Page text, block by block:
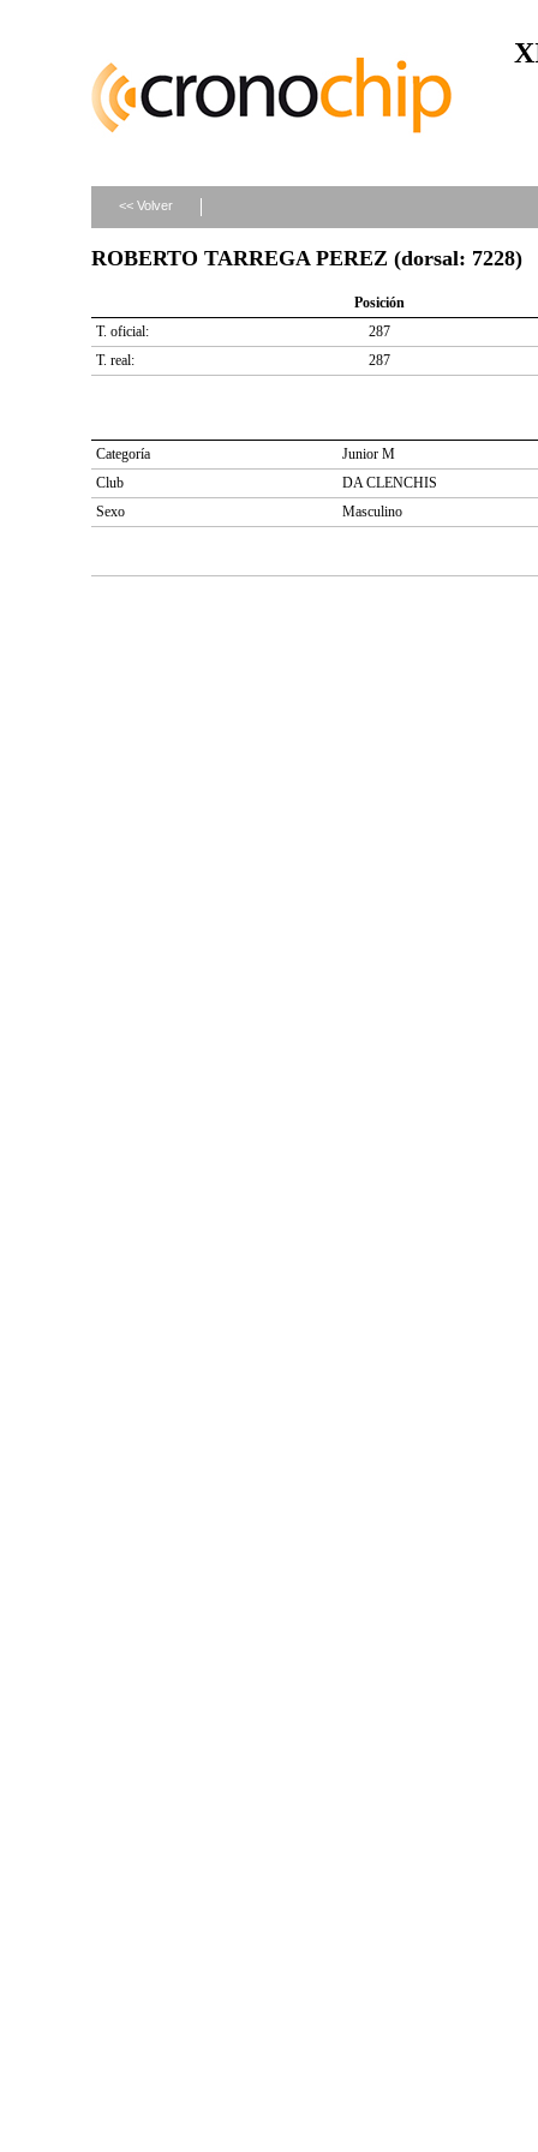
<< Volver
ROBERTO TARREGA PEREZ (dorsal: 7228)
Posición
T. oficial:
287
T. real:
287
Categoría
Junior M
Club
DA CLENCHIS
Sexo
Masculino